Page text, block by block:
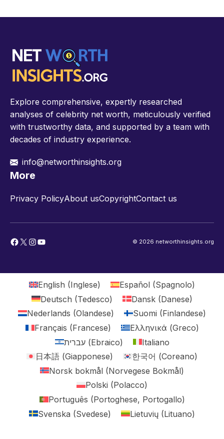
Explore comprehensive, expertly researched
analyses of celebrity net worth, meticulously verified
with trustworthy data, and supported by a team with
decades of industry experience.
info@networthinsights.org
More
Privacy PolicyAbout usCopyrightContact us
Facebook
X Instagram
YouTube © 2026 networthinsights.org
English (Inglese) Español (Spagnolo)
Deutsch (Tedesco) Dansk (Danese)
Nederlands (Olandese) Suomi (Finlandese)
Français (Francese) Ελληνικά (Greco)
עברית(Ebraico)
Italiano
日本語 (Giapponese) 한국어 (Coreano)
Norsk bokmål (Norvegese Bokmål)
Polski (Polacco)
Português (Portoghese, Portogallo)
Svenska (Svedese) Lietuvių (Lituano)